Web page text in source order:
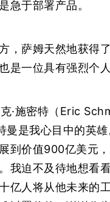
急于部署产品。
，萨姆天然地获得
是一位具有强烈个人
·施密特（Eric
曼是我心目中的英
到价值900亿美元
我迫不及待地想看
亿人将从他未来的